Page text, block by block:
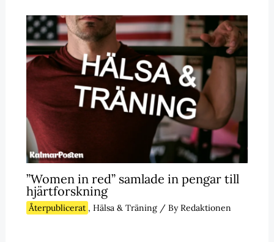
”Women in red” samlade in pengar till
hjärtforskning
Återpublicerat , Hälsa & Träning/ ByRedaktionen